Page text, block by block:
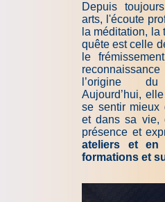
Depuis
arts, l'écoute
la méditation, la
quête est celle
le
l’origine du
Aujourd’hui,
se sentir mieux
et dans sa vie,
présence et
ateliers et en
formations et